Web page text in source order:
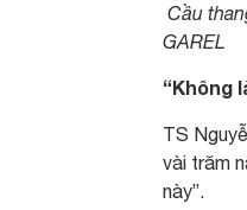
Cầu
GAREL
“Không
TS
vài trăm
này”.